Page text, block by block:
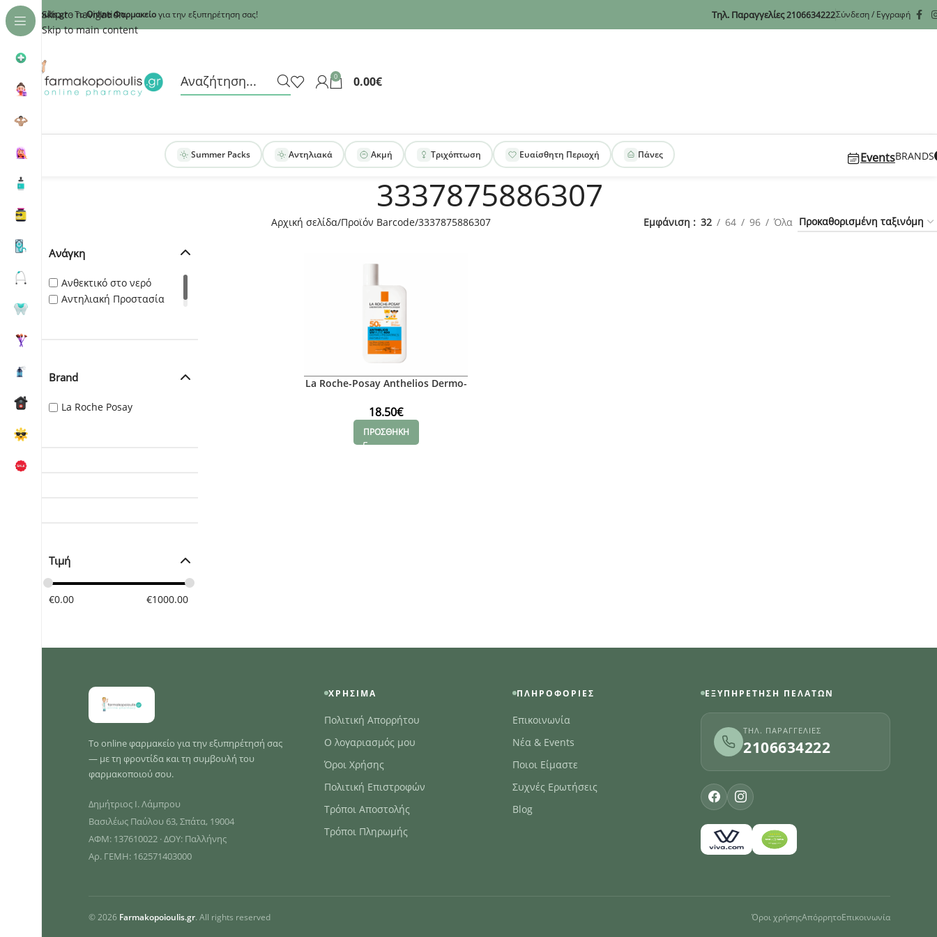
Skip to navigation
Skip to main content
- ΤοOnline Φαρμακείογια την εξυπηρέτηση σας! Τηλ. Παραγγελίες2106634222Σύνδεση / Εγγραφή
0 0.00€
Summer Packs Αντηλιακά Ακμή Τριχόπτωση Ευαίσθητη Περιοχή Πάνες EventsBRANDS
3337875886307
Ανάγκη
Ανθεκτικό στο νερό
Αντηλιακή Προστασία
Brand
La Roche Posay
Τιμή
€0.00 €1000.00
Αρχική σελίδα Προϊόν Barcode 3337875886307 Εμφάνιση 32 64 96 Όλα
La Roche-Posay Anthelios Dermo-
18.50€
ΠΡΟΣΘΗΚΗ
Το online φαρμακείο για την εξυπηρέτησή σας
— με τη φροντίδα και τη συμβουλή του
φαρμακοποιού σου.
Δημήτριος Ι. Λάμπρου
Βασιλέως Παύλου 63, Σπάτα, 19004
ΑΦΜ: 137610022 · ΔΟΥ: Παλλήνης
Αρ. ΓΕΜΗ: 162571403000
ΧΡΉΣΙΜΑ
Πολιτική Απορρήτου
Ο λογαριασμός μου
Όροι Χρήσης
Πολιτική Επιστροφών
Τρόποι Αποστολής
Τρόποι Πληρωμής
ΠΛΗΡΟΦΟΡΊΕΣ
Επικοινωνία
Νέα & Events
Ποιοι Είμαστε
Συχνές Ερωτήσεις
Blog
ΕΞΥΠΗΡΈΤΗΣΗ ΠΕΛΑΤΏΝ
ΤΗΛ. ΠΑΡΑΓΓΕΛΊΕΣ
2106634222
© 2026 Farmakopoioulis.gr. All rights reserved Όροι χρήσηςΑπόρρητοΕπικοινωνία